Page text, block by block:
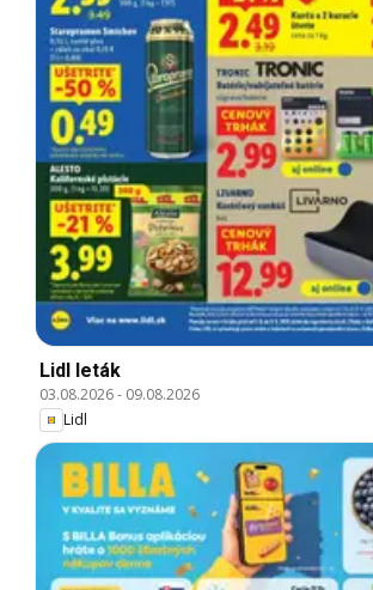
Lidl leták
03.08.2026- 09.08.2026
Lidl